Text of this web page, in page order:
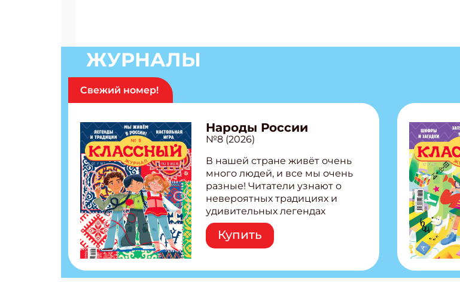
ЖУРНАЛЫ
Свежий номер!
Народы России
№8 (2026)
В нашей стране живёт очень
много людей, и все мы очень
разные! Читатели узнают о
невероятных традициях и
удивительных легендах
народов России! Внутри:
Легенды татар, башкир и
бурятов Настольная игра
странные слова Традиционные
Купить